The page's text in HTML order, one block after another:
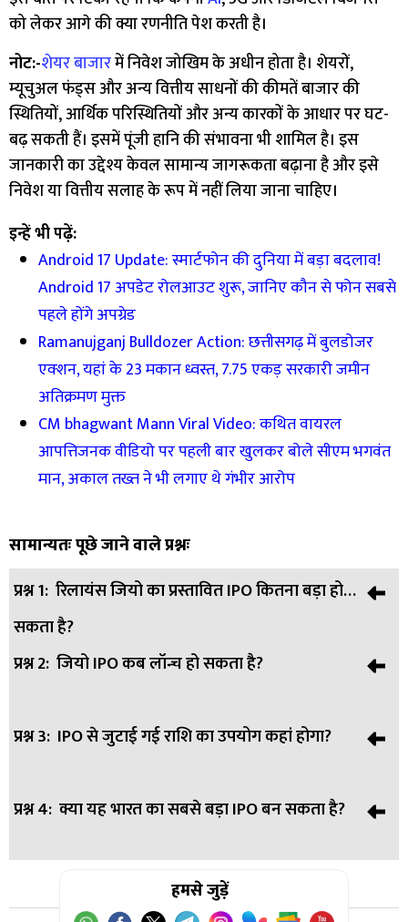
को लेकर आगे की क्या रणनीति पेश करती है।
नोट:-शेयर बाजारमें निवेश जोखिम के अधीन होता है। शेयरों,
म्यूचुअल फंड्स और अन्य वित्तीय साधनों की कीमतें बाजार की
स्थितियों, आर्थिक परिस्थितियों और अन्य कारकों के आधार पर घट-
बढ़ सकती हैं। इसमें पूंजी हानि की संभावना भी शामिल है। इस
जानकारी का उद्देश्य केवल सामान्य जागरूकता बढ़ाना है और इसे
निवेश या वित्तीय सलाह के रूप में नहीं लिया जाना चाहिए।
इन्हें भी पढ़ें:
Android 17 Update: स्मार्टफोन की दुनिया में बड़ा बदलाव!
Android 17 अपडेट रोलआउट शुरू, जानिए कौन से फोन सबसे
पहले होंगे अपग्रेड
Ramanujganj Bulldozer Action: छत्तीसगढ़ में बुलडोजर
एक्शन, यहां के 23 मकान ध्वस्त, 7.75 एकड़ सरकारी जमीन
अतिक्रमण मुक्त
CM bhagwant Mann Viral Video: कथित वायरल
आपत्तिजनक वीडियो पर पहली बार खुलकर बोले सीएम भगवंत
मान, अकाल तख्त ने भी लगाए थे गंभीर आरोप
सामान्यतः पूछे जाने वाले प्रश्नः
प्रश्न 1: रिलायंस जियो का प्रस्तावित IPO कितना बड़ा हो
सकता है?
उत्तर: रिपोर्ट्स के अनुसार, जियो का IPO करीब 4 अरब डॉलर (लगभग
प्रश्न 2: जियो IPO कब लॉन्च हो सकता है?
उत्तर: कंपनी जल्द ड्राफ्ट पेपर दाखिल कर सकती है। निवेशकों की नजर
प्रश्न 3: IPO से जुटाई गई राशि का उपयोग कहां होगा?
उत्तर: फंड का इस्तेमाल जियो के नेटवर्क विस्तार, 5G सेवाओं और नई
प्रश्न 4: क्या यह भारत का सबसे बड़ा IPO बन सकता है?
हाँ, यदि यह प्रस्तावित आकार में आता है तो यह भारतीय शेयर
हमसे जुड़ें